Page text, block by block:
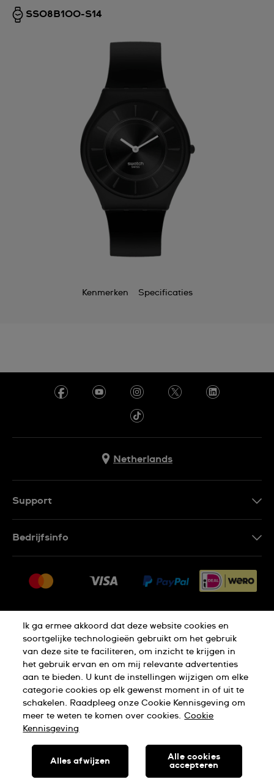
SS08B100-S14
Kenmerken Specificaties
Netherlands
Support
Retouren
Verkoopvoorwaarden
Annulering van de overeenkomst
Bedrijfsinfo
Vacatures
Thuiswinkel certificaat
Privacy Verklaring Cookies
Gebruiksvoorwaarden
SWISS MADE
SWATCH AG 2026. ALLE RECHTEN VOORBEHOUDEN: SWISS
Ik ga ermee akkoord dat deze website cookies en
soortgelijke technologieën gebruikt om het gebruik
van deze site te faciliteren, om inzicht te krijgen in
het gebruik ervan en om mij relevante advertenties
aan te bieden. U kunt de instellingen wijzigen om elke
categorie cookies op elk gewenst moment in of uit te
schakelen. Raadpleeg onze Cookie Kennisgeving om
meer te weten te komen over cookies. Cookie
Kennisgeving
Alles afwijzen
Alle cookies
accepteren